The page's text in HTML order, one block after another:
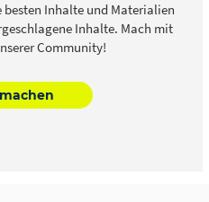
besten Inhalte und Materialien
Inhalte. Mach mit
Community!